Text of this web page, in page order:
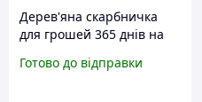
Дерев'яна скарбничка
для грошей 365 днів на
Копілка на рік для
Готово до відправки